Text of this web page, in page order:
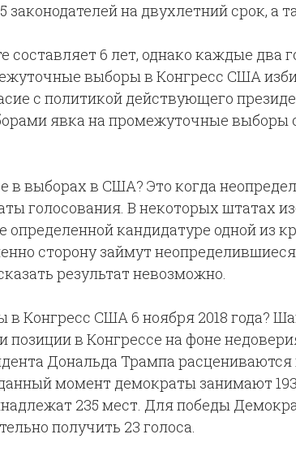
законодателей на двухлетний срок, а
составляет 6 лет, однако каждые два
выборы в Конгресс США
с политикой действующего
явка на промежуточные выборы
в выборах в США? Это когда
голосования. В некоторых штатах
определенной кандидатуре одной из
сторону займут
результат невозможно.
в Конгресс США 6 ноября 2018 года?
позиции в Конгрессе на фоне
Дональда Трампа
момент демократы занимают
235 мест. Для победы
получить 23 голоса.